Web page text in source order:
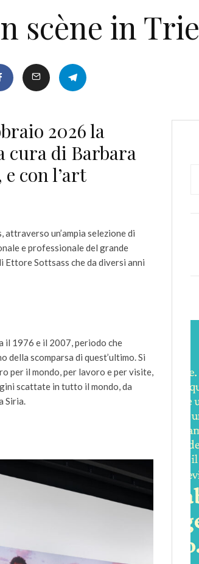
scène in
2026 la
cura di Barbara
con l’art
un’ampia selezione di
e professionale del grande
Sottsass che da diversi anni
il 1976 e il 2007, periodo che
della scomparsa di quest’ultimo. Si
per il mondo, per lavoro e per visite,
scattate in tutto il mondo, da
Siria.